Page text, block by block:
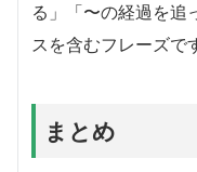
る」「〜の経過を追
スを含むフレーズで
まとめ